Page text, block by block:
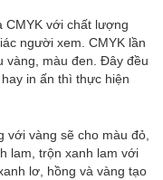
CMYK với chất lượng
người xem. CMYK lần
vàng, màu đen. Đây đều
in ấn thì thực hiện
với vàng sẽ cho màu đỏ,
lam, trộn xanh lam với
lơ, hồng và vàng tạo